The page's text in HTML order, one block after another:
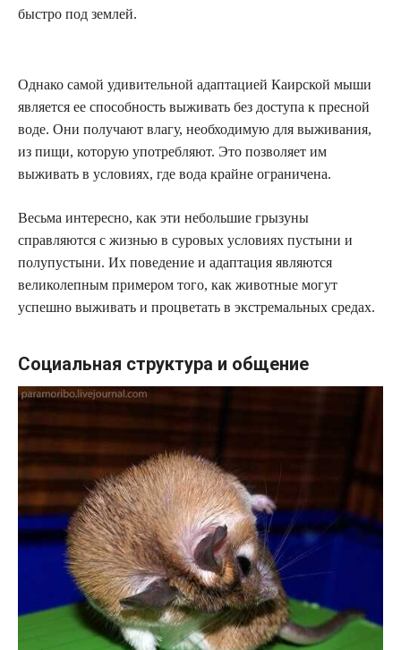
быстро под землей.
Однако самой удивительной адаптацией Каирской мыши
является ее способность выживать без доступа к пресной
воде. Они получают влагу, необходимую для выживания,
из пищи, которую употребляют. Это позволяет им
выживать в условиях, где вода крайне ограничена.
Весьма интересно, как эти небольшие грызуны
справляются с жизнью в суровых условиях пустыни и
полупустыни. Их поведение и адаптация являются
великолепным примером того, как животные могут
успешно выживать и процветать в экстремальных средах.
Социальная структура и общение